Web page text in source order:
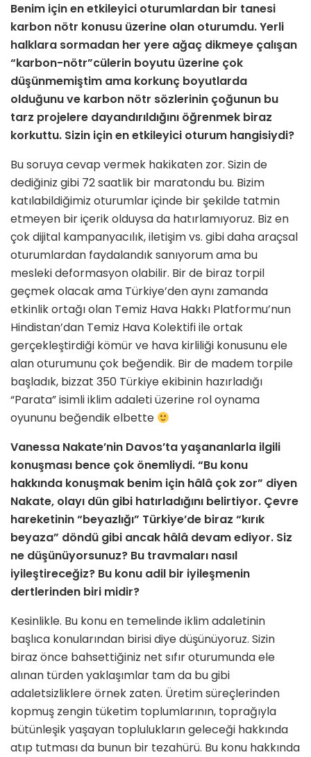
Benim için en etkileyici oturumlardan bir tanesi
karbon nötr konusu üzerine olan oturumdu. Yerli
halklara sormadan her yere ağaç dikmeye çalışan
“karbon-nötr”cülerin boyutu üzerine çok
düşünmemiştim ama korkunç boyutlarda
olduğunu ve karbon nötr sözlerinin çoğunun bu
tarz projelere dayandırıldığını öğrenmek biraz
korkuttu. Sizin için en etkileyici oturum hangisiydi?
Bu soruya cevap vermek hakikaten zor. Sizin de
dediğiniz gibi 72 saatlik bir maratondu bu. Bizim
katılabildiğimiz oturumlar içinde bir şekilde tatmin
etmeyen bir içerik olduysa da hatırlamıyoruz. Biz en
çok dijital kampanyacılık, iletişim vs. gibi daha araçsal
oturumlardan faydalandık sanıyorum ama bu
mesleki deformasyon olabilir. Bir de biraz torpil
geçmek olacak ama Türkiye’den aynı zamanda
etkinlik ortağı olan Temiz Hava Hakkı Platformu’nun
Hindistan’dan Temiz Hava Kolektifi ile ortak
gerçekleştirdiği kömür ve hava kirliliği konusunu ele
alan oturumunu çok beğendik. Bir de madem torpile
başladık, bizzat 350 Türkiye ekibinin hazırladığı
“Parata” isimli iklim adaleti üzerine rol oynama
oyununu beğendik elbette
Vanessa Nakate’nin Davos’ta yaşananlarla ilgili
konuşması bence çok önemliydi. “Bu konu
hakkında konuşmak benim için hâlâ çok zor” diyen
Nakate, olayı dün gibi hatırladığını belirtiyor. Çevre
hareketinin “beyazlığı” Türkiye’de biraz “kırık
beyaza” döndü gibi ancak hâlâ devam ediyor. Siz
ne düşünüyorsunuz? Bu travmaları nasıl
iyileştireceğiz? Bu konu adil bir iyileşmenin
dertlerinden biri midir?
Kesinlikle. Bu konu en temelinde iklim adaletinin
başlıca konularından birisi diye düşünüyoruz. Sizin
biraz önce bahsettiğiniz net sıfır oturumunda ele
alınan türden yaklaşımlar tam da bu gibi
adaletsizliklere örnek zaten. Üretim süreçlerinden
kopmuş zengin tüketim toplumlarının, toprağıyla
bütünleşik yaşayan toplulukların geleceği hakkında
atıp tutması da bunun bir tezahürü. Bu konu hakkında